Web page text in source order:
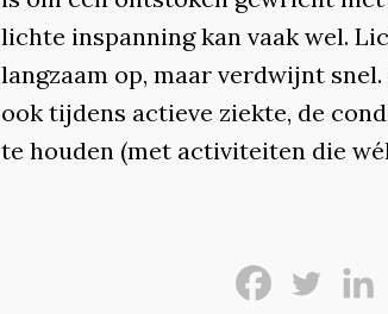
lichte inspanning kan vaak wel.
langzaam op, maar verdwijnt
ook tijdens actieve ziekte, de
te houden (met activiteiten die